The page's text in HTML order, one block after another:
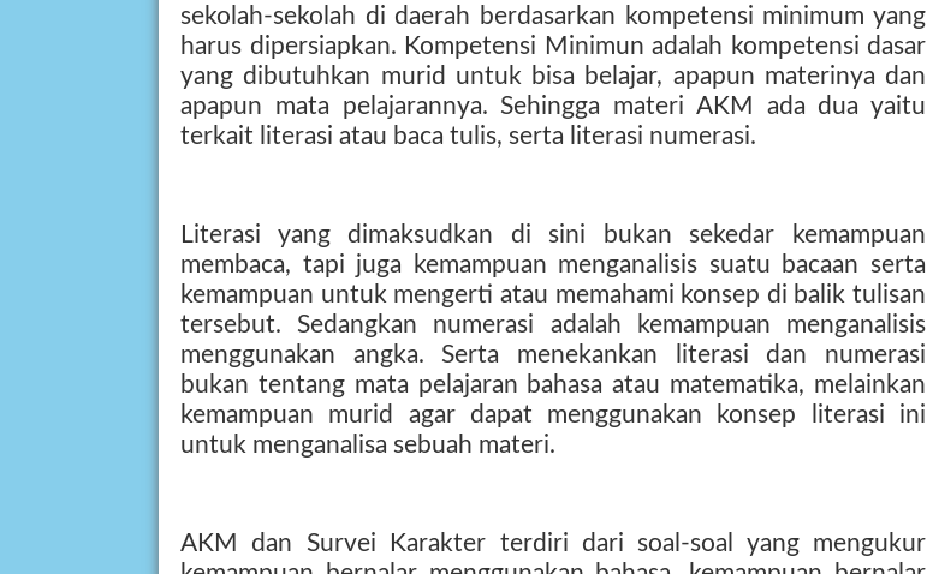
sekolah-sekolah di daerah berdasarkan kompetensi minimum yang
harus dipersiapkan. Kompetensi Minimun adalah kompetensi dasar
yang dibutuhkan murid untuk bisa belajar, apapun materinya dan
apapun mata pelajarannya. Sehingga materi AKM ada dua yaitu
terkait literasi atau baca tulis, serta literasi numerasi.
Literasi yang dimaksudkan di sini bukan sekedar kemampuan
membaca, tapi juga kemampuan menganalisis suatu bacaan serta
kemampuan untuk mengerti atau memahami konsep di balik tulisan
tersebut. Sedangkan numerasi adalah kemampuan menganalisis
menggunakan angka. Serta menekankan literasi dan numerasi
bukan tentang mata pelajaran bahasa atau matematika, melainkan
kemampuan murid agar dapat menggunakan konsep literasi ini
untuk menganalisa sebuah materi.
AKM dan Survei Karakter terdiri dari soal-soal yang mengukur